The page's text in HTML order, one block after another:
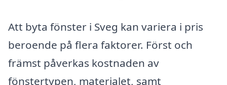
Att byta fönster i Sveg kan variera i pris
beroende på flera faktorer. Först och
främst påverkas kostnaden av
fönstertypen, materialet, samt